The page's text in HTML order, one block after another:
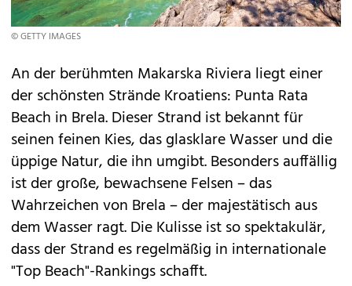
© GETTY IMAGES
An der berühmten Makarska Riviera liegt einer
der schönsten Strände Kroatiens: Punta Rata
Beach in Brela. Dieser Strand ist bekannt für
seinen feinen Kies, das glasklare Wasser und die
üppige Natur, die ihn umgibt. Besonders auffällig
ist der große, bewachsene Felsen – das
Wahrzeichen von Brela – der majestätisch aus
dem Wasser ragt. Die Kulisse ist so spektakulär,
dass der Strand es regelmäßig in internationale
"Top Beach"-Rankings schafft.